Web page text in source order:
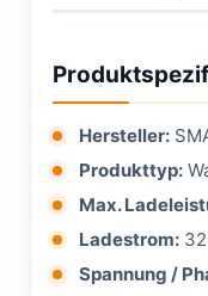
Hersteller:
Produkttyp:
Max.
Ladestrom:
Spannung /